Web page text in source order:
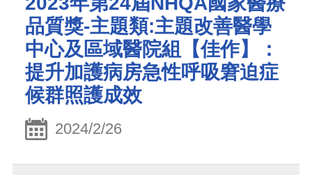
品質獎-主題類:主題改善醫學
中心及區域醫院組【佳作】：
提升加護病房急性呼吸窘迫症
候群照護成效
2024/2/26